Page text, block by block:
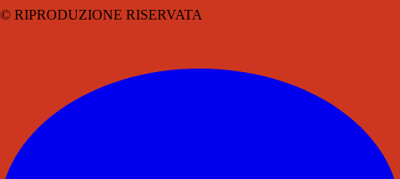
© RIPRODUZIONE RISERVATA